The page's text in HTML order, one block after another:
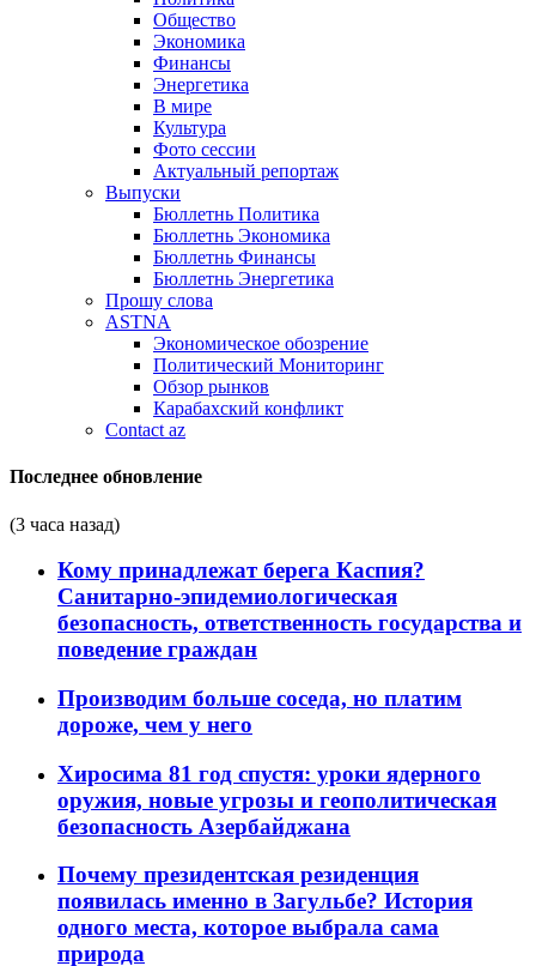
Общество
Экономика
Финансы
Энергетика
В мире
Культура
Фото сессии
Актуальный репортаж
Выпуски
Бюллетнь Политика
Бюллетнь Экономика
Бюллетнь Финансы
Бюллетнь Энергетика
Прошу слова
ASTNA
Экономическое обозрение
Политический Мониторинг
Обзор рынков
Карабахский конфликт
Contact az
Последнее обновление
(3 часа назад)
Кому принадлежат берега Каспия?
Санитарно-эпидемиологическая
безопасность, ответственность государства и
поведение граждан
Производим больше соседа, но платим
дороже, чем у него
Хиросима 81 год спустя: уроки ядерного
оружия, новые угрозы и геополитическая
безопасность Азербайджана
Почему президентская резиденция
появилась именно в Загульбе? История
одного места, которое выбрала сама
природа